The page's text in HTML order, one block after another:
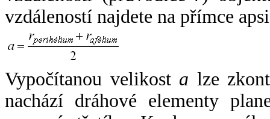
vzdáleností najdete na přímce
Vypočítanou velikost a lze
nachází dráhové elementy